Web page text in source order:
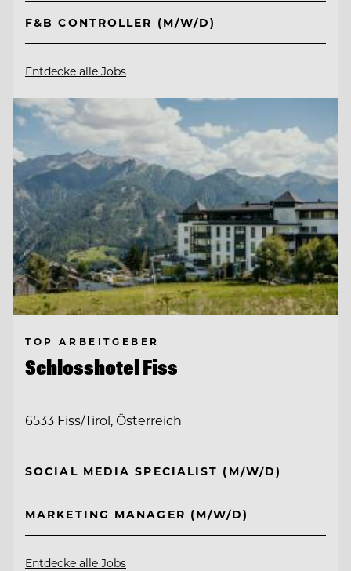
F&B CONTROLLER (M/W/D)
Entdecke alle Jobs
TOP ARBEITGEBER
Schlosshotel Fiss
6533 Fiss/Tirol, Österreich
SOCIAL MEDIA SPECIALIST (M/W/D)
MARKETING MANAGER (M/W/D)
Entdecke alle Jobs